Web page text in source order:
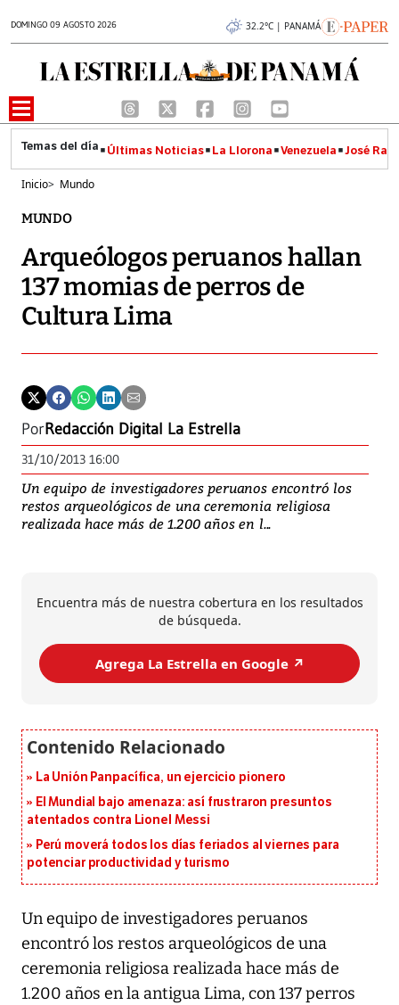
DOMINGO 09 AGOSTO 2026 32.2°C | PANAMÁ
Últimas Noticias La Llorona Venezuela José
Inicio> Mundo
MUNDO
Arqueólogos peruanos hallan
137 momias de perros de
Cultura Lima
PorRedacción Digital La Estrella
31/10/2013 16:00
Un equipo de investigadores peruanos encontró los
restos arqueológicos de una ceremonia religiosa
realizada hace más de 1.200 años en l...
Encuentra más de nuestra cobertura en los resultados
de búsqueda.
Agrega La Estrella en Google ↗️
La Unión Panpacífica, un ejercicio pionero
El Mundial bajo amenaza: así frustraron presuntos
atentados contra Lionel Messi
Perú moverá todos los días feriados al viernes para
potenciar productividad y turismo
Un equipo de investigadores peruanos
encontró los restos arqueológicos de una
ceremonia religiosa realizada hace más de
1.200 años en la antigua Lima, con 137 perros